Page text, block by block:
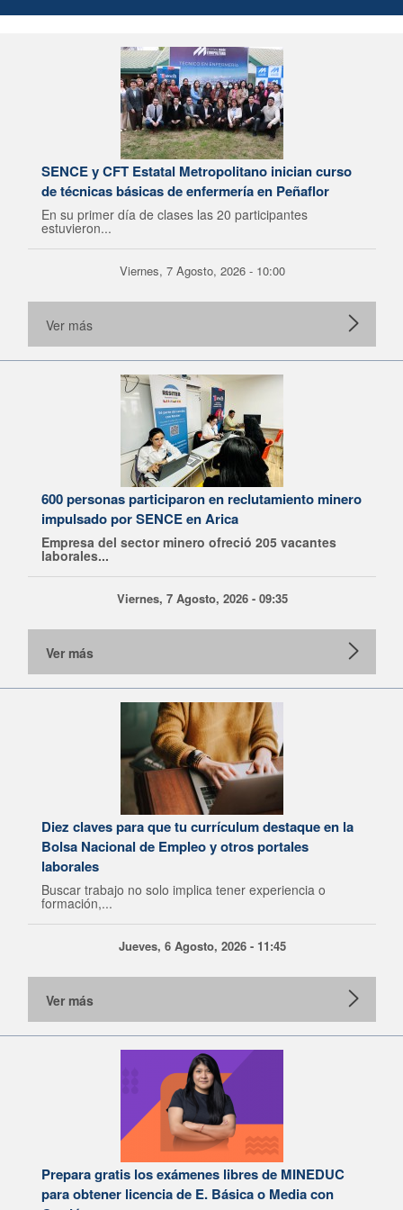
SENCE y CFT Estatal Metropolitano inician curso
de técnicas básicas de enfermería en Peñaflor
En su primer día de clases las 20 participantes
estuvieron...
Viernes, 7 Agosto, 2026 - 10:00
Ver más
600 personas participaron en reclutamiento minero
impulsado por SENCE en Arica
Empresa del sector minero ofreció 205 vacantes
laborales...
Viernes, 7 Agosto, 2026 - 09:35
Ver más
Diez claves para que tu currículum destaque en la
Bolsa Nacional de Empleo y otros portales
laborales
Buscar trabajo no solo implica tener experiencia o
formación,...
Jueves, 6 Agosto, 2026 - 11:45
Ver más
Prepara gratis los exámenes libres de MINEDUC
para obtener licencia de E. Básica o Media con